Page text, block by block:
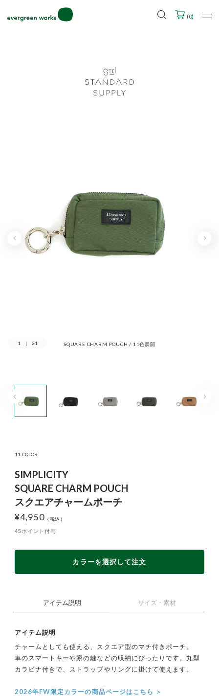
2027年ご入学用ランドセル受注会スケジュール
(0)
SQUARE CHARM POUCH / 11色展開
1 | 21
11 COLOR
SIMPLICITY
SQUARE CHARM POUCH
スクエアチャームポーチ
¥4,950
45ポイント付与
カラーを選択して注文
アイテム説明 サイズ・素材
アイテム説明
チャームとしても使える、スクエア型のマチ付きポーチ。
車のスマートキーや家の鍵などの収納にぴったりです。丸型
カラビナ付きで、ストラップやリングに掛けて使えます。
2026年FW限定カラーの商品ページはこちら ＞